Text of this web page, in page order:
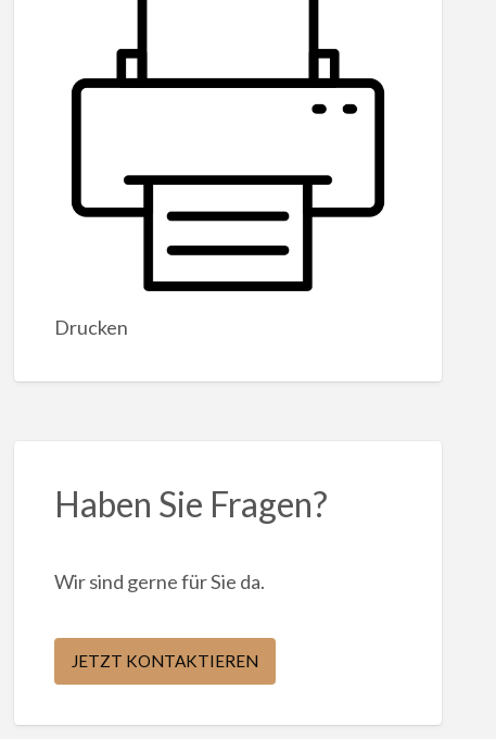
Drucken
Haben Sie Fragen?
Wir sind gerne für Sie da.
JETZT KONTAKTIEREN